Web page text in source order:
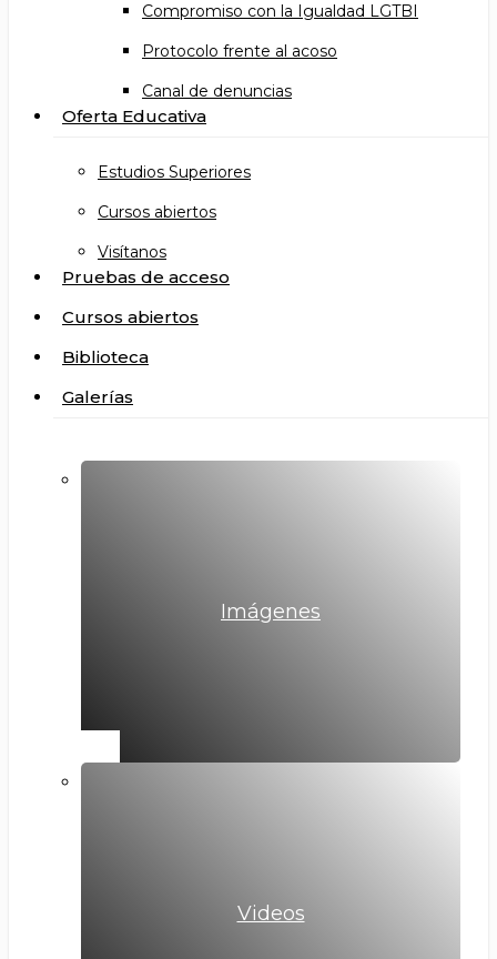
Compromiso con la Igualdad LGTBI
Protocolo frente al acoso
Canal de denuncias
Oferta Educativa
Estudios Superiores
Cursos abiertos
Visítanos
Pruebas de acceso
Cursos abiertos
Biblioteca
Galerías
Imágenes
Videos